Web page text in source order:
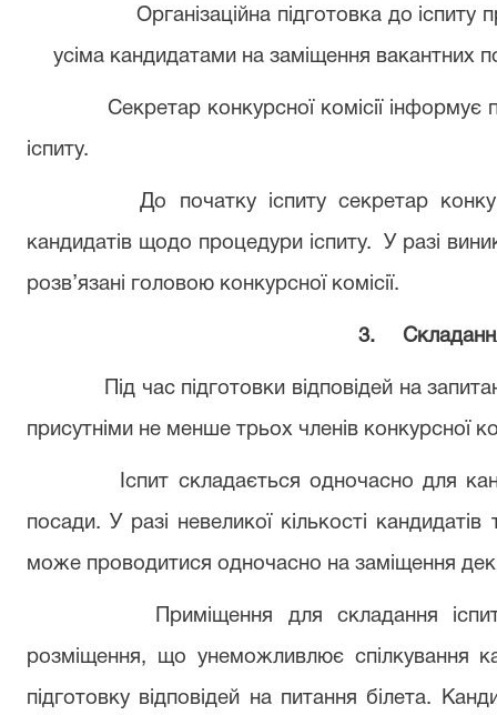
Організаційна підготовка до
усіма кандидатами на заміщення вакантних
Секретар конкурсної комісії
іспиту.
До початку іспиту секретар
кандидатів щодо процедури іспиту. У разі
розв’язані головою конкурсної комісії.
3.
Під час підготовки відповідей на
присутніми не менше трьох членів конкурсної
Іспит складається одночасно для
посади. У разі невеликої кількості
може проводитися одночасно на заміщення
Приміщення для складання
розміщення, що унеможливлює спілкування
підготовку відповідей на питання білета.